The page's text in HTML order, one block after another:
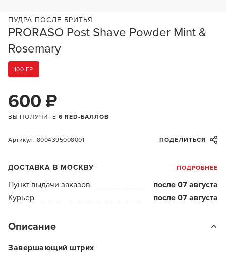
PRORASO Post Shave Powder Mint &
Rosemary
ПУДРА ПОСЛЕ БРИТЬЯ
100 ГР
600 ₽
ВЫ ПОЛУЧИТЕ 6 RED-БАЛЛОВ
Артикул: 8004395008001 ПОДЕЛИТЬСЯ
ДОСТАВКА В МОСКВУ ПОДРОБНЕЕ
Пункт выдачи заказов
после 07 августа
Курьер
после 07 августа
Описание
Завершающий штрих